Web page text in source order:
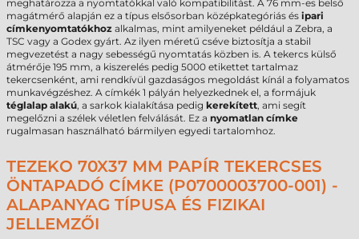
meghatározza a nyomtatókkal való kompatibilitást. A 76 mm-es belső
magátmérő alapján ez a típus elsősorban középkategóriás és ipari
címkenyomtatókhoz alkalmas, mint amilyeneket például a Zebra, a
TSC vagy a Godex gyárt. Az ilyen méretű cséve biztosítja a stabil
megvezetést a nagy sebességű nyomtatás közben is. A tekercs külső
átmérője 195 mm, a kiszerelés pedig 5000 etikettet tartalmaz
tekercsenként, ami rendkívül gazdaságos megoldást kínál a folyamatos
munkavégzéshez. A címkék 1 pályán helyezkednek el, a formájuk
téglalap alakú, a sarkok kialakítása pedig kerekített, ami segít
megelőzni a szélek véletlen felválását. Ez a nyomatlan címke
rugalmasan használható bármilyen egyedi tartalomhoz.
TEZEKO 70X37 MM PAPÍR TEKERCSES
ÖNTAPADÓ CÍMKE (P0700003700-001) -
ALAPANYAG TÍPUSA ÉS FIZIKAI
JELLEMZŐI